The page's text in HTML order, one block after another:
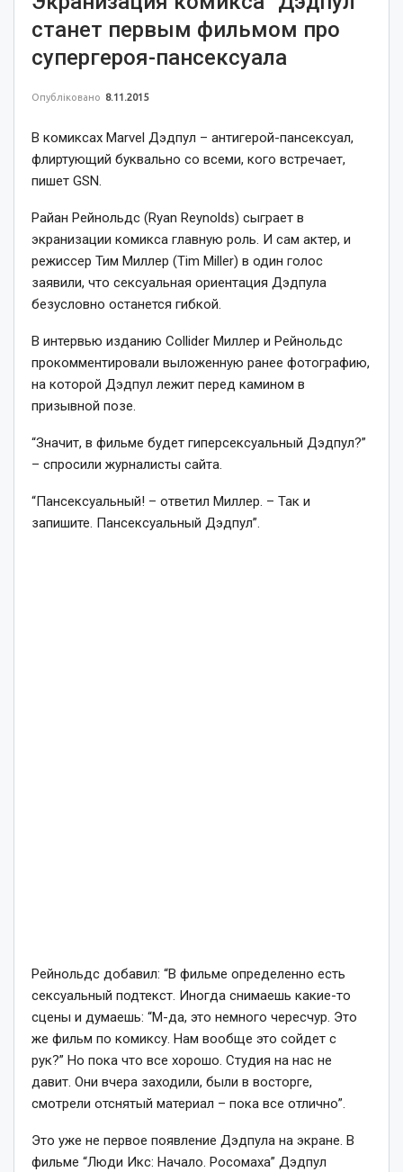
станет первым фильмом про
супергероя-пансексуала
Опубліковано 8.11.2015
В комиксах Marvel Дэдпул – антигерой-пансексуал,
флиртующий буквально со всеми, кого встречает,
пишет GSN.
Райан Рейнольдс (Ryan Reynolds) сыграет в
экранизации комикса главную роль. И сам актер, и
режиссер Тим Миллер (Tim Miller) в один голос
заявили, что сексуальная ориентация Дэдпула
безусловно останется гибкой.
В интервью изданию Collider Миллер и Рейнольдс
прокомментировали выложенную ранее фотографию,
на которой Дэдпул лежит перед камином в
призывной позе.
“Значит, в фильме будет гиперсексуальный Дэдпул?”
– спросили журналисты сайта.
“Пансексуальный! – ответил Миллер. – Так и
запишите. Пансексуальный Дэдпул”.
Рейнольдс добавил: “В фильме определенно есть
сексуальный подтекст. Иногда снимаешь какие-то
сцены и думаешь: “М-да, это немного чересчур. Это
же фильм по комиксу. Нам вообще это сойдет с
рук?” Но пока что все хорошо. Студия на нас не
давит. Они вчера заходили, были в восторге,
смотрели отснятый материал – пока все отлично”.
Это уже не первое появление Дэдпула на экране. В
фильме “Люди Икс: Начало. Росомаха” Дэдпул